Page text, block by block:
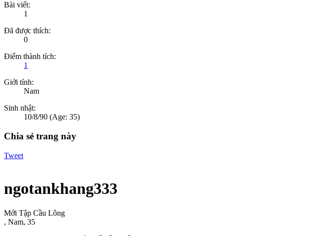
Bài viết:
1
Đã được thích:
0
Điểm thành tích:
1
Giới tính:
Nam
Sinh nhật:
10/8/90 (Age: 35)
Chia sẻ trang này
Tweet
ngotankhang333
Mới Tập Cầu Lông
, Nam, 35